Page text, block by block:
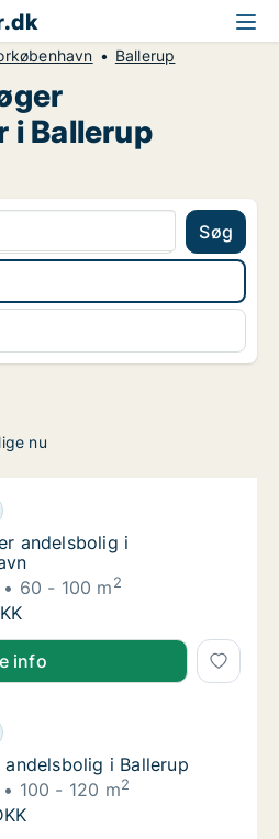
Ballerup
i Ballerup
Søg
nu
andelsbolig i Storkøbenhavn
andelsbolig i Storkøbenhavn
andelsbolig i
60 - 100 m2
andelsbolig i Storkøbenhavn
i Storkøbenhavn
info
i Ballerup
andelsbolig i Ballerup
andelsbolig i Ballerup
100 - 120 m2
i Ballerup